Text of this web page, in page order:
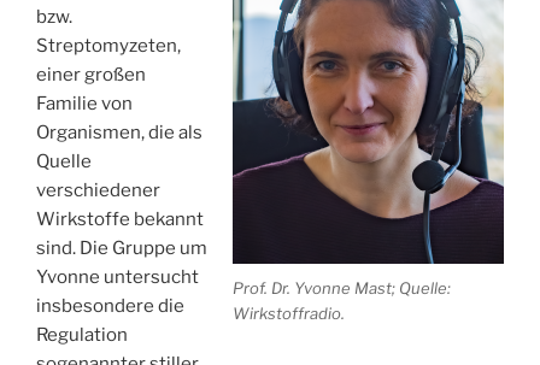
Prof. Dr. Yvonne Mast; Quelle:
Wirkstoffradio.
bzw.
Streptomyzeten,
einer großen
Familie von
Organismen, die als
Quelle
verschiedener
Wirkstoffe bekannt
sind. Die Gruppe um
Yvonne untersucht
insbesondere die
Regulation